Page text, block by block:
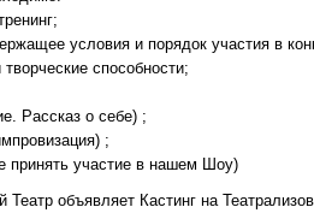
условия и порядок участия в
способности;
Рассказ о себе) ;
;
принять участие в нашем Шоу)
объявляет Кастинг на